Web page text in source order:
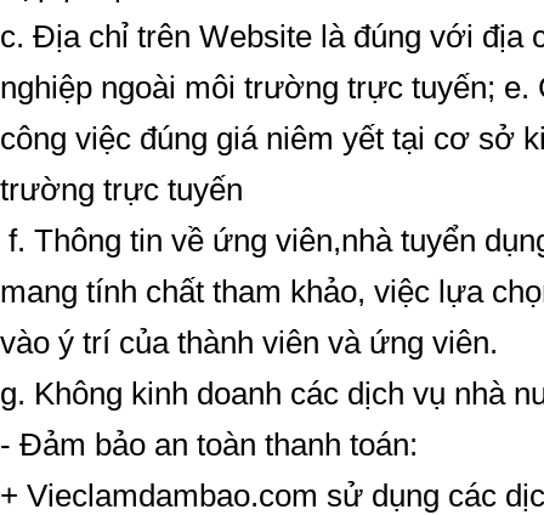
c. Địa chỉ trên Website là đúng với địa
nghiệp ngoài môi trường trực tuyến; e.
công việc đúng giá niêm yết tại cơ sở
trường trực tuyến
f. Thông tin về ứng viên,nhà tuyển
mang tính chất tham khảo, việc lựa
vào ý trí của thành viên và ứng viên.
g. Không kinh doanh các dịch vụ nhà
- Đảm bảo an toàn thanh toán:
+ Vieclamdambao.com sử dụng các